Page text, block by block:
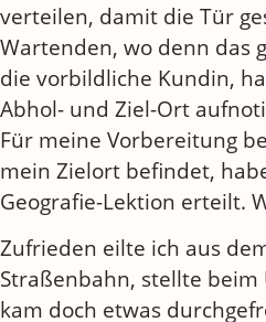
verteilen, damit die Tür
Wartenden, wo denn das
die vorbildliche Kundin,
Abhol- und Ziel-Ort
Für meine Vorbereitung
mein Zielort befindet,
Geografie-Lektion erteilt.
Zufrieden eilte ich aus
Straßenbahn, stellte beim
kam doch etwas